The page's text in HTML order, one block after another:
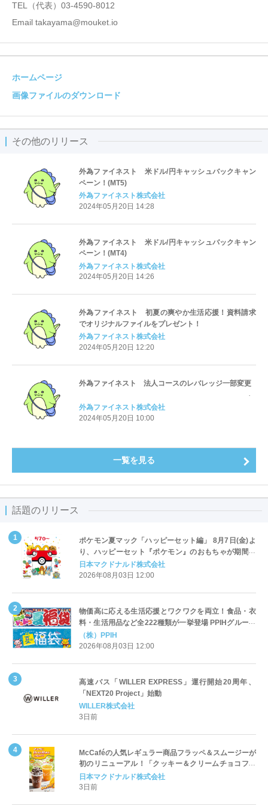
TEL（代表）03-4590-8012
Email takayama@mouket.io
ホームページ
画像ファイルのダウンロード
その他のリリース
外為ファイネスト 米ドル/円キャッシュバックキャン
ペーン！(MT5)
外為ファイネスト株式会社
2024年05月20日 14:28
外為ファイネスト 米ドル/円キャッシュバックキャン
ペーン！(MT4)
外為ファイネスト株式会社
2024年05月20日 14:26
外為ファイネスト 初夏の爽やか生活応援！資料請求
でオリジナルファイルをプレゼント！
外為ファイネスト株式会社
2024年05月20日 12:20
外為ファイネスト 法人コースのレバレッジ一部変更
外為ファイネスト株式会社
2024年05月20日 10:00
一覧を見る
話題のリリース
ポケモン夏マック「ハッピーセット編」 8月7日(金)よ
り、ハッピーセット『ポケモン』のおもちゃが期間限
定登場
日本マクドナルド株式会社
2026年08月03日 12:00
物価高に応える生活応援とワクワクを両立！食品・衣
料・生活用品など全222種類が一挙登場 PPIHグループ
「夏福袋」＆セール 8月6日(木)より順次スタート
（株）PPIH
2026年08月03日 12:00
高速バス「WILLER EXPRESS」運行開始20周年、
「NEXT20 Project」始動
WILLER株式会社
3日前
McCaféの人気レギュラー商品フラッペ＆スムージーが
初のリニューアル！「クッキー＆クリームチョコフラ
ッペ」「マンゴースムージー」8月5日（水）から販売
開始
日本マクドナルド株式会社
3日前